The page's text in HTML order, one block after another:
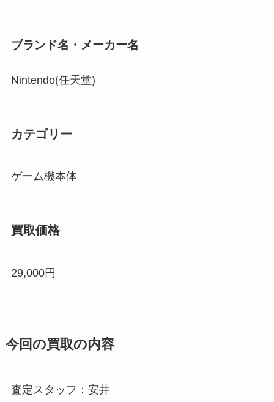
ブランド名・メーカー名
Nintendo(任天堂)
カテゴリー
ゲーム機本体
買取価格
29,000円
今回の買取の内容
査定スタッフ：安井